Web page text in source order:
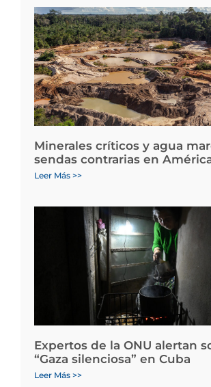
Minerales críticos y agua
sendas contrarias en
Leer Más >>
Expertos de la ONU alertan
“Gaza silenciosa” en Cuba
Leer Más >>